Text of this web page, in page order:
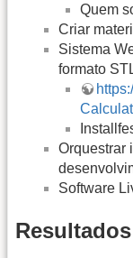
Quem
Criar
Sistema
formato
Orquestrar
Software
Resultados